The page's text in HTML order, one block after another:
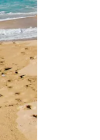
или плъзгане.